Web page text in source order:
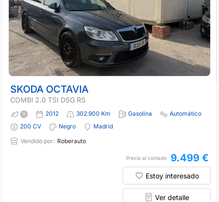
SKODA OCTAVIA
COMBI 2.0 TSI DSG RS
2012 302.900 Km Gasolina
Automático
200 CV
Negro
Madrid
Vendido por: Roberauto
Precio al contado 9.499 €
Estoy interesado
Ver detalle